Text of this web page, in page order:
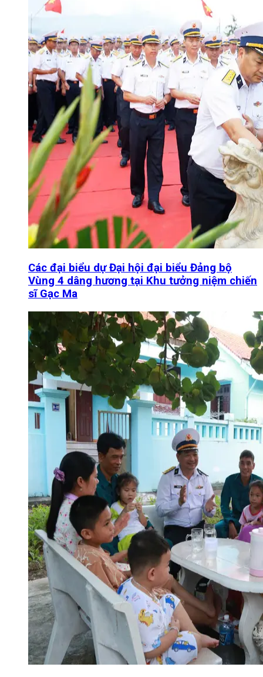
Các đại biểu dự Đại hội đại biểu Đảng bộ
Vùng 4 dâng hương tại Khu tưởng niệm chiến
sĩ Gạc Ma